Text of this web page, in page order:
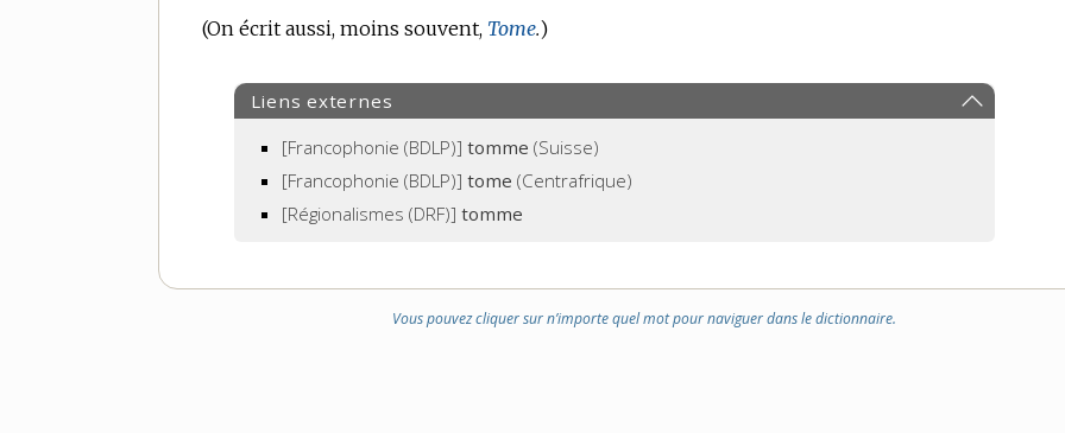
(On écrit aussi, moins souvent, Tome.)
Liens externes
[Francophonie (BDLP)] tomme (Suisse)
[Francophonie (BDLP)] tome (Centrafrique)
[Régionalismes (DRF)] tomme
Vous pouvez cliquer sur n’importe quel mot pour naviguer dans le dictionnaire.